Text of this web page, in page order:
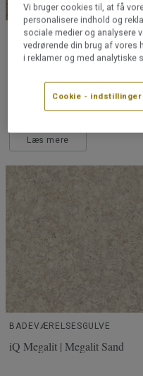
BADEVÆRELSESGULVE
iQ Megalit | Megalit Dark
Læs mere
BADEVÆRELSESGULVE
iQ Megalit | Megalit Sand
Vi bruger cookies til, at få
personalisere indhold og
sociale medier og analysere
vedrørende din brug af vores
i reklamer og med analytiske
Cookie - indstillinger